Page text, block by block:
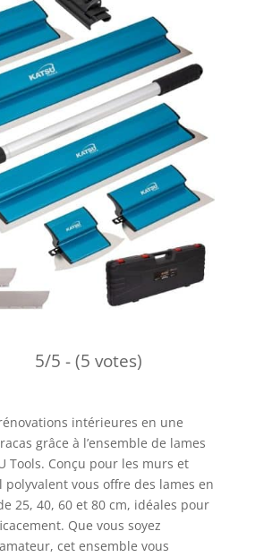
5/5 - (5 votes)
intérieures en une
grâce à l’ensemble de lames
Tools. Conçu pour les murs et
vous offre des lames en
25, 40, 60 et 80 cm, idéales pour
Que vous soyez
cet ensemble vous